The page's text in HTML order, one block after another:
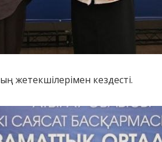
жетекшілерімен кездесті.